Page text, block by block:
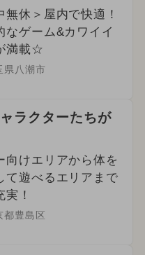
無休＞屋内で快適！
なゲーム&カワイイ
満載☆
県八潮市
ラクターたちが
向けエリアから体を
て遊べるエリアまで
実！
都豊島区